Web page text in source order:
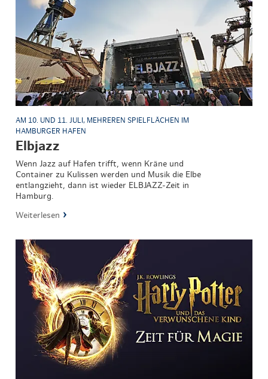
AM 10. UND 11. JULI, MEHREREN SPIELFLÄCHEN IM
HAMBURGER HAFEN
Elbjazz
Wenn Jazz auf Hafen trifft, wenn Kräne und
Container zu Kulissen werden und Musik die Elbe
entlangzieht, dann ist wieder ELBJAZZ-Zeit in
Hamburg.
Weiterlesen